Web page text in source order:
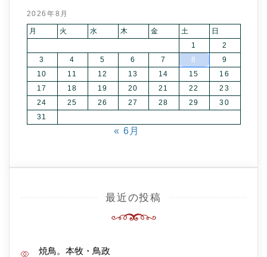
2026年8月
月 火 水 木 金 土
日
1
2
3
4 5 6 7 8
9
10
11 12 13 14 15
16
17
18 19 20 21 22
23
24
25 26 27 28 29
30
31
« 6月
最近の投稿
焼鳥。本牧・鳥政